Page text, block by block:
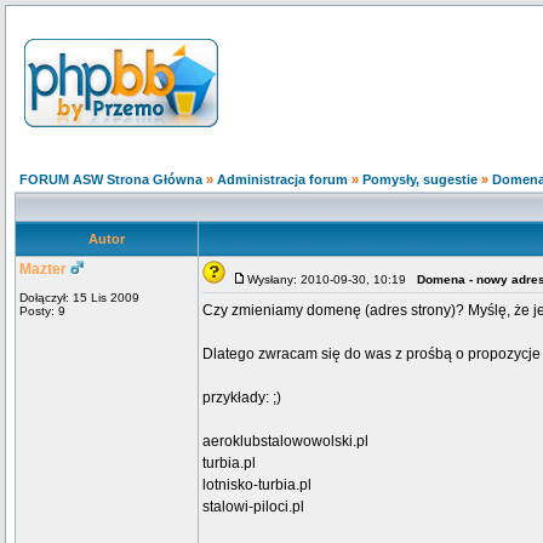
FORUM ASW Strona Główna » Administracja forum » Pomysły, sugestie »
Autor
Mazter
Dołączył: 15 Lis 2009
Posty: 9
Wysłany: 2010-09-30, 10:19 Domena - nowy
Czy zmieniamy domenę (adres strony)? Myślę, że
Dlatego zwracam się do was z prośbą o
przykłady: ;)
aeroklubstalowowolski.pl
turbia.pl
lotnisko-turbia.pl
stalowi-piloci.pl